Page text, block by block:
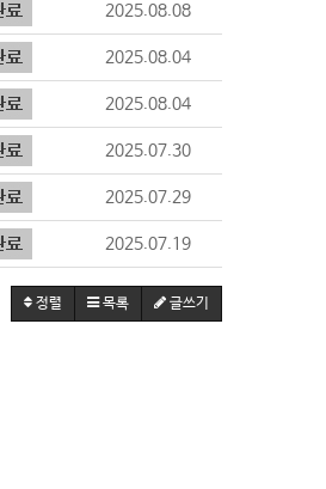
2025.08.08
2025.08.04
2025.08.04
2025.07.30
2025.07.29
2025.07.19
정렬 목록 글쓰기